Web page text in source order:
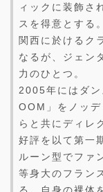
ィックに装飾さ
スを得意とする。
関西に於けるク
なるが、ジェン
力のひとつ。
2005年にはダ
OOM」をノッ
らと共にディレ
好評を以て第一
ルーン型でファ
等身大のフラン
る。自身の裸体